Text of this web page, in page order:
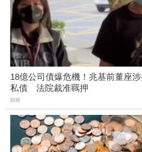
18億公司債爆危機！兆基前董座
私債 法院裁准羈押
財經